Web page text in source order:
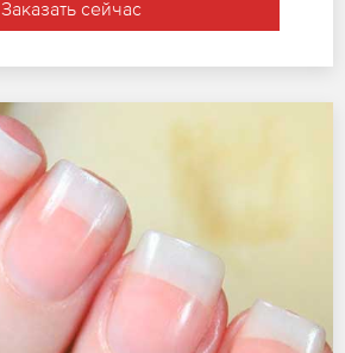
Заказать сейчас